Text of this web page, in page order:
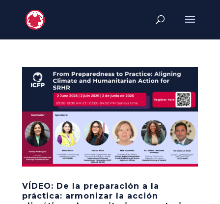
VÍDEO: De la preparación a la
práctica: armonizar la acción